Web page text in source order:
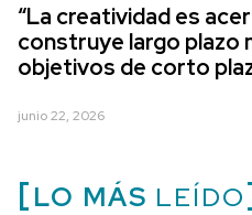
“La creatividad es
construye largo plazo
objetivos de corto
junio 22, 2026
LO MÁS LEÍDO